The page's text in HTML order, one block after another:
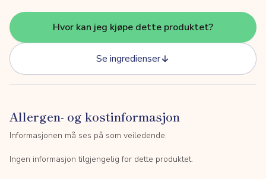
Hvor kan jeg kjøpe dette produktet?
Se ingredienser
Allergen- og kostinformasjon
Informasjonen må ses på som veiledende.
Ingen informasjon tilgjengelig for dette produktet.